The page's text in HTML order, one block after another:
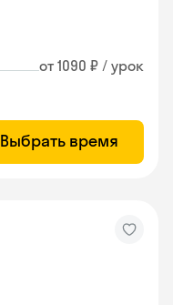
от 1090 ₽ / урок
Выбрать время